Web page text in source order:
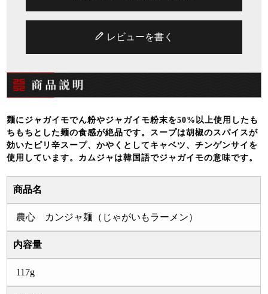
レビューを書く
麺にジャガイモでん粉やジャガイモ粉末を50%以上使用したも
ちもちとした麺の食感が絶品です。スープは胡椒のスパイスが
効いたピリ辛スープ、かやくとしてキャベツ、チンゲンサイを
使用しています。カムジャは韓国語でジャガイモの意味です。
商品名
農心 カンジャ麺（じゃがいもラーメン）
内容量
117g